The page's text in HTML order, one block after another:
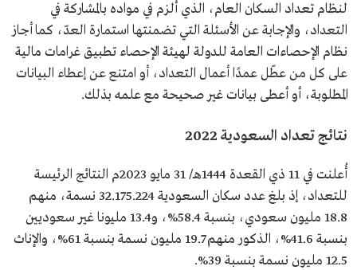
لنظام تعداد السكان العام، الذي ألزم في مواده بالمشاركة في
التعداد، والإجابة عن الأسئلة التي تضمنتها استمارة العدّ، كما أجاز
نظام الإحصاءات العامة للدولة لهيئة الإحصاء تطبيق غرامات مالية
على كل من عطّل عمدًا أعمال التعداد، أو امتنع عن إعطاء البيانات
المطلوبة، أو أعطى بيانات غير صحيحة مع علمه بذلك.
نتائج تعداد السعودية 2022
أُعلنت في 11 ذي القعدة 1444هـ/ 31 مايو 2023م النتائج الرئيسة
للتعداد، إذ بلغ عدد سكان السعودية 32.175.224 نسمة، منهم
18.8 مليون سعودي، بنسبة 58.4%، و13.4 مليونا غير سعوديين
بنسبة 41.6%، الذكور منهم 19.7 مليون نسمة بنسبة 61%، والإناث
12.5 مليون نسمة بنسبة 39%.